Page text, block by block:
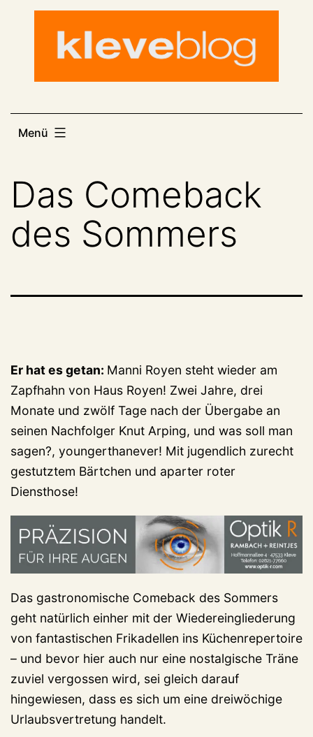
Menü
Das Comeback
des Sommers
Er hat es getan: Manni Royen steht wieder am
Zapfhahn von Haus Royen! Zwei Jahre, drei
Monate und zwölf Tage nach der Übergabe an
seinen Nachfolger Knut Arping, und was soll man
sagen?, youngerthanever! Mit jugendlich zurecht
gestutztem Bärtchen und aparter roter
Diensthose!
Das gastronomische Comeback des Sommers
geht natürlich einher mit der Wiedereingliederung
von fantastischen Frikadellen ins Küchenrepertoire
– und bevor hier auch nur eine nostalgische Träne
zuviel vergossen wird, sei gleich darauf
hingewiesen, dass es sich um eine dreiwöchige
Urlaubsvertretung handelt.